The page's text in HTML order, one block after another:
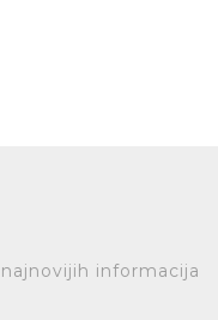
informacija